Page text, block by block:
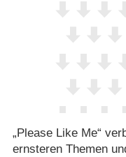
„Please Like Me“
ernsteren Themen